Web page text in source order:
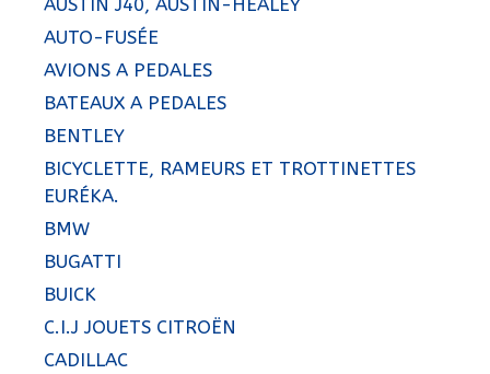
AUSTIN J40, AUSTIN-HEALEY
AUTO-FUSÉE
AVIONS A PEDALES
BATEAUX A PEDALES
BENTLEY
BICYCLETTE, RAMEURS ET TROTTINETTES
EURÉKA.
BMW
BUGATTI
BUICK
C.I.J JOUETS CITROËN
CADILLAC